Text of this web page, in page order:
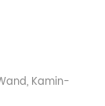
Kamin-